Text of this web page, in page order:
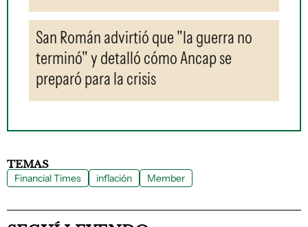
San Román advirtió que "la guerra no
terminó" y detalló cómo Ancap se
preparó para la crisis
TEMAS
Financial Times inflación Member